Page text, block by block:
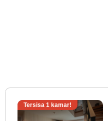
Tersisa 1 kamar!